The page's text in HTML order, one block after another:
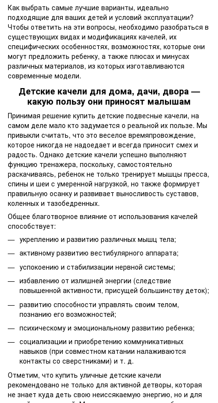
Как выбрать самые лучшие варианты, идеально
подходящие для ваших детей и условий эксплуатации?
Чтобы ответить на эти вопросы, необходимо разобраться в
существующих видах и модификациях качелей, их
специфических особенностях, возможностях, которые они
могут предложить ребенку, а также плюсах и минусах
различных материалов, из которых изготавливаются
современные модели.
Детские качели для дома, дачи, двора —
какую пользу они приносят малышам
Принимая решение купить детские подвесные качели, на
самом деле мало кто задумается о реальной их пользе. Мы
привыкли считать, что это веселое времяпровождение,
которое никогда не надоедает и всегда приносит смех и
радость. Однако детские качели успешно выполняют
функцию тренажера, поскольку, самостоятельно
раскачиваясь, ребенок не только тренирует мышцы пресса,
спины и шеи с умеренной нагрузкой, но также формирует
правильную осанку и развивает выносливость суставов,
коленных и тазобедренных.
Общее благотворное влияние от использования качелей
способствует:
укреплению и развитию различных мышц тела;
активному развитию вестибулярного аппарата;
успокоению и стабилизации нервной системы;
избавлению от излишней энергии (следствие
повышенной активности, присущей большинству деток);
развитию способности управлять своим телом,
познанию его возможностей;
психическому и эмоциональному развитию ребенка;
социализации и приобретению коммуникативных
навыков (при совместном катании налаживаются
контакты со сверстниками) и т. д.
Отметим, что купить уличные детские качели
рекомендовано не только для активной детворы, которая
не знает куда деть свою неиссякаемую энергию, но и для